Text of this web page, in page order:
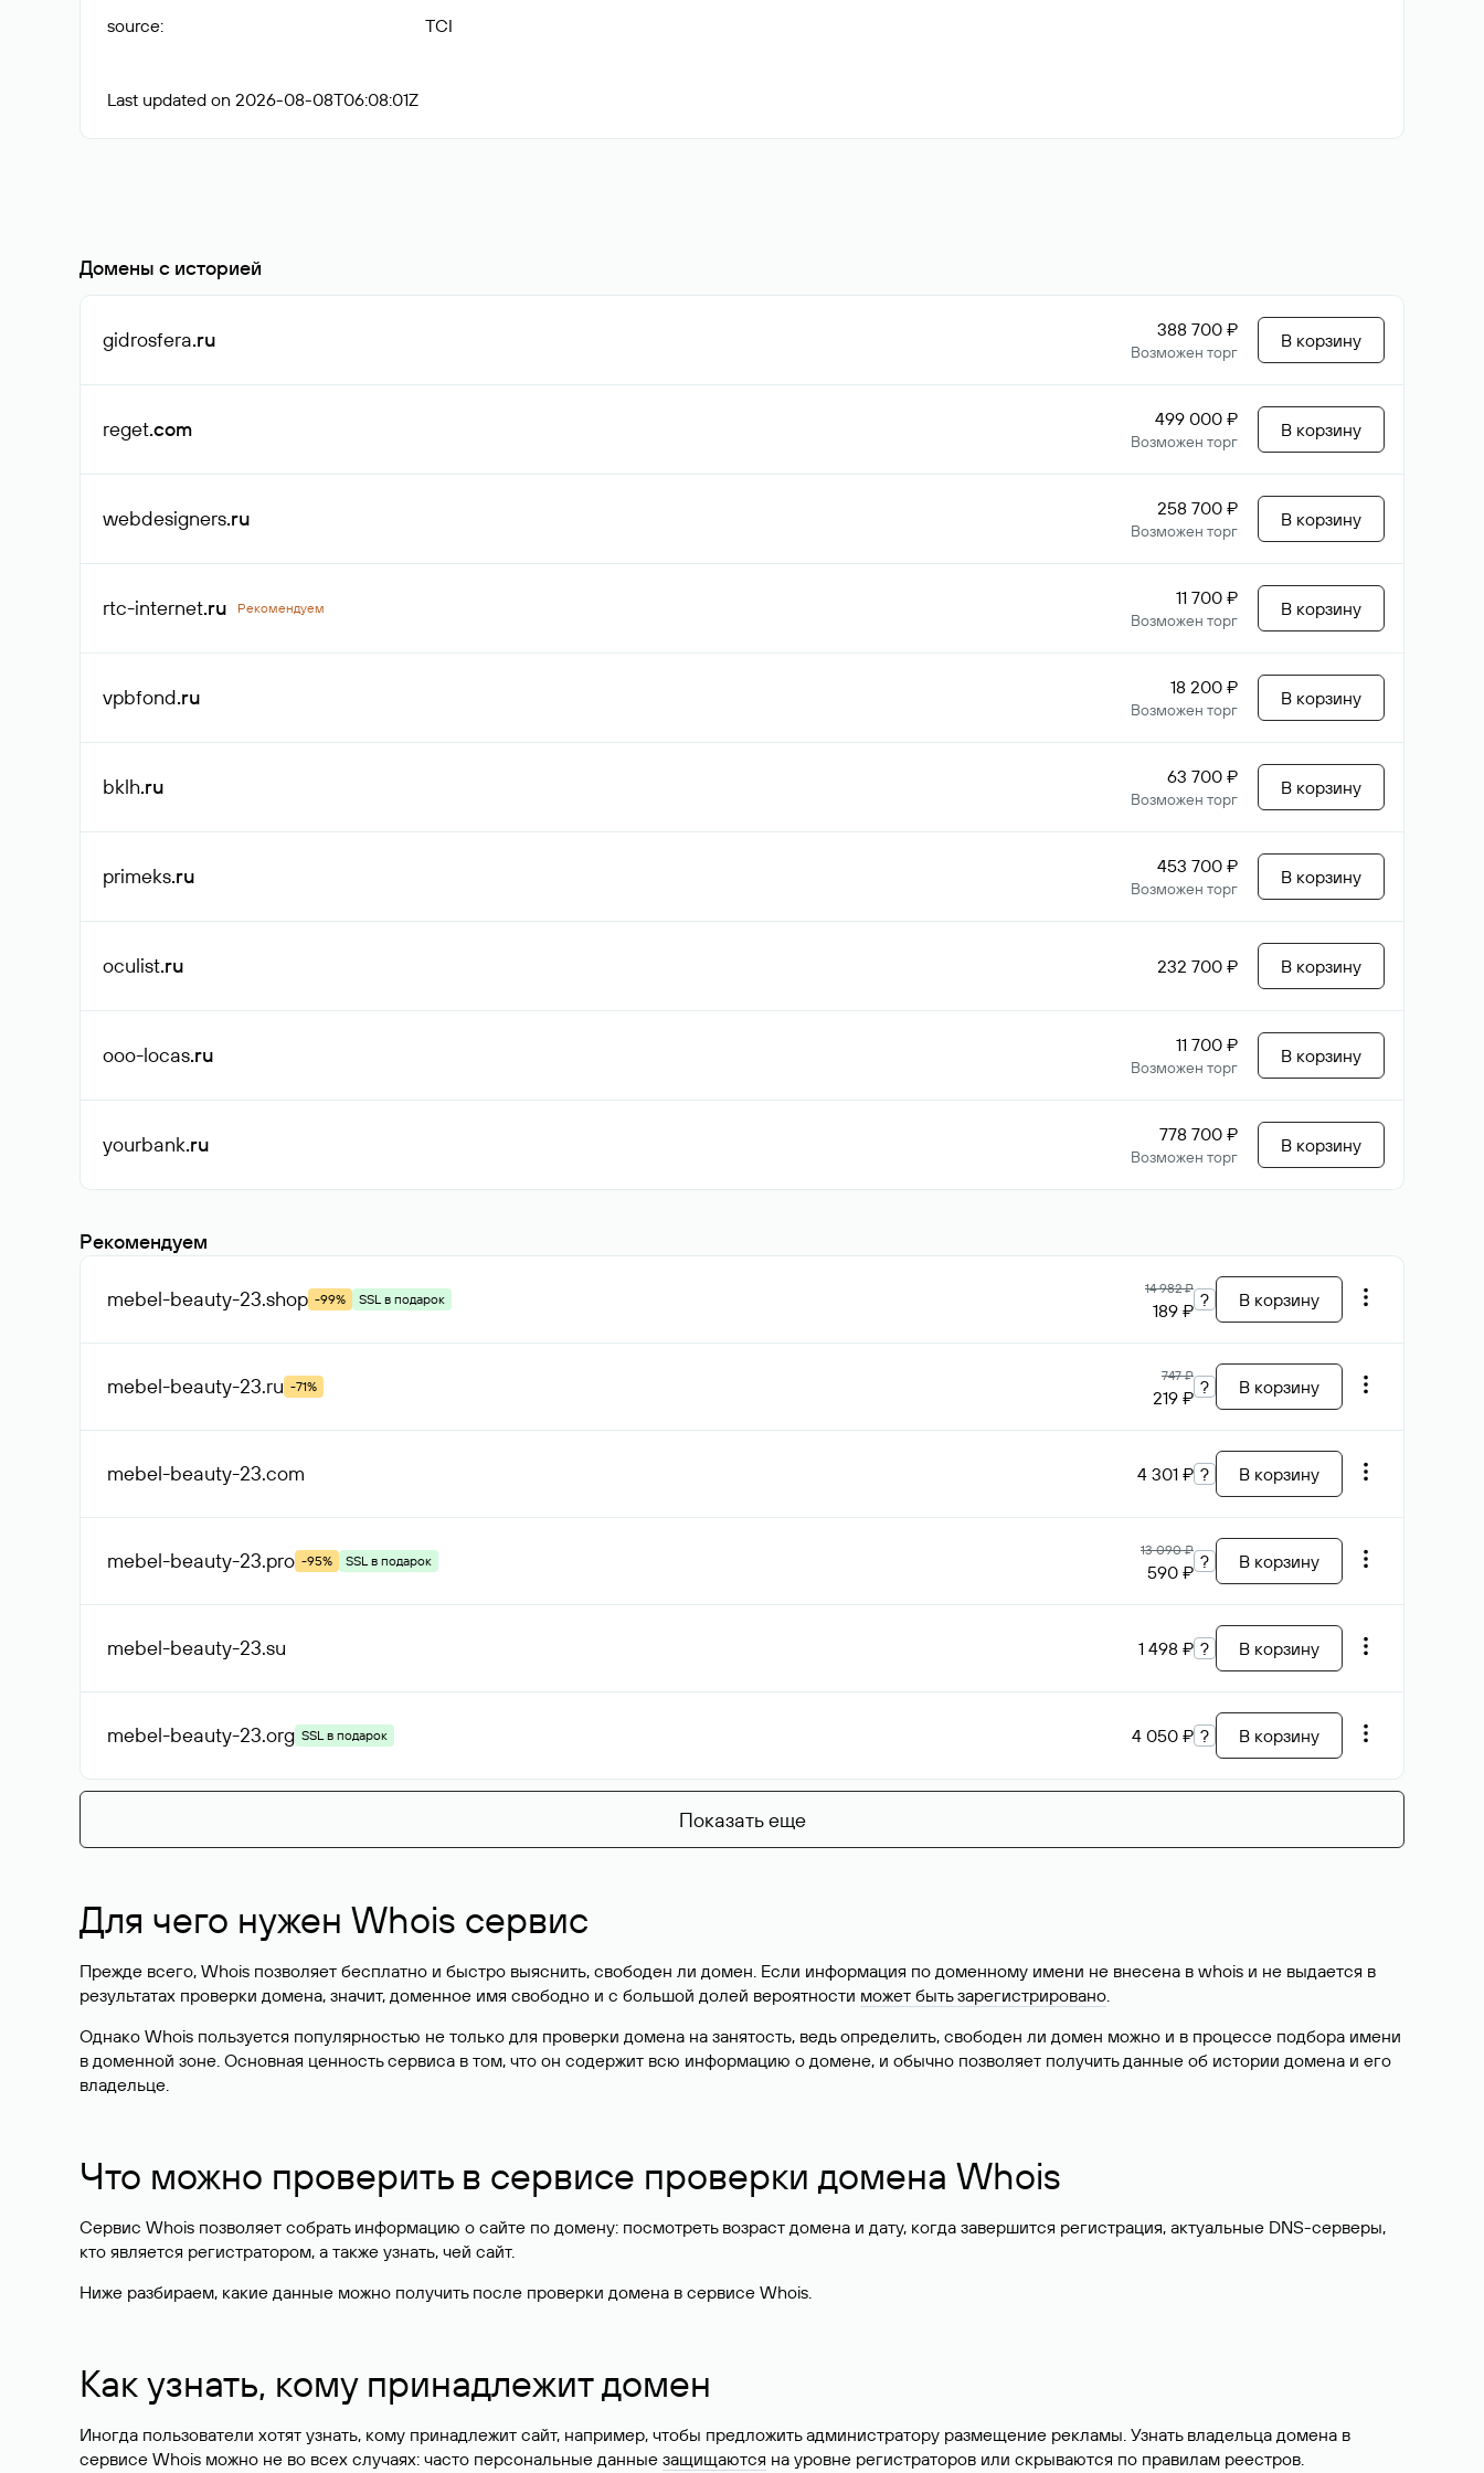
source: TCI
Last updated on 2026-08-08T06:08:01Z
Домены с историей
gidrosfera.ru 388 700 ₽
Возможен торг
В корзину
reget.com 499 000 ₽
Возможен торг
В корзину
webdesigners.ru 258 700 ₽
Возможен торг
В корзину
rtc-internet.ru Рекомендуем 11 700 ₽
Возможен торг
В корзину
vpbfond.ru 18 200 ₽
Возможен торг
В корзину
bklh.ru 63 700 ₽
Возможен торг
В корзину
primeks.ru 453 700 ₽
Возможен торг
В корзину
oculist.ru 232 700 ₽ В корзину
ooo-locas.ru 11 700 ₽
Возможен торг
В корзину
yourbank.ru 778 700 ₽
Возможен торг
В корзину
Рекомендуем
mebel-beauty-23.shop -99% SSL в подарок
14 982 ₽
189 ₽ ? В корзину
mebel-beauty-23.ru -71%
747 ₽
219 ₽ ? В корзину
mebel-beauty-23.com 4 301 ₽ ? В корзину
mebel-beauty-23.pro -95% SSL в подарок
13 090 ₽
590 ₽ ? В корзину
mebel-beauty-23.su 1 498 ₽ ? В корзину
mebel-beauty-23.org SSL в подарок 4 050 ₽ ? В корзину
Показать еще
Для чего нужен Whois сервис
Прежде всего, Whois позволяет бесплатно и быстро выяснить, свободен ли домен. Если информация по доменному имени не внесена в whois и не выдается в
результатах проверки домена, значит, доменное имя свободно и с большой долей вероятности может быть зарегистрировано.
Однако Whois пользуется популярностью не только для проверки домена на занятость, ведь определить, свободен ли домен можно и в процессе подбора имени
в доменной зоне. Основная ценность сервиса в том, что он содержит всю информацию о домене, и обычно позволяет получить данные об истории домена и его
владельце.
Что можно проверить в сервисе проверки домена Whois
Сервис Whois позволяет собрать информацию о сайте по домену: посмотреть возраст домена и дату, когда завершится регистрация, актуальные DNS-серверы,
кто является регистратором, а также узнать, чей сайт.
Ниже разбираем, какие данные можно получить после проверки домена в сервисе Whois.
Как узнать, кому принадлежит домен
Иногда пользователи хотят узнать, кому принадлежит сайт, например, чтобы предложить администратору размещение рекламы. Узнать владельца домена в
сервисе Whois можно не во всех случаях: часто персональные данные защищаются на уровне регистраторов или скрываются по правилам реестров.